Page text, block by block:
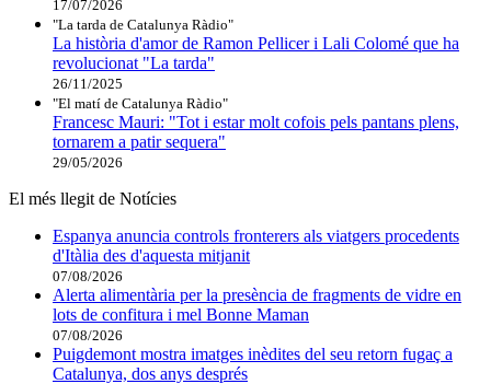
17/07/2026
"La tarda de Catalunya Ràdio"
La història d'amor de Ramon Pellicer i Lali Colomé que ha
revolucionat "La tarda"
26/11/2025
"El matí de Catalunya Ràdio"
Francesc Mauri: "Tot i estar molt cofois pels pantans plens,
tornarem a patir sequera"
29/05/2026
El més llegit de Notícies
Espanya anuncia controls fronterers als viatgers procedents
d'Itàlia des d'aquesta mitjanit
07/08/2026
Alerta alimentària per la presència de fragments de vidre en
lots de confitura i mel Bonne Maman
07/08/2026
Puigdemont mostra imatges inèdites del seu retorn fugaç a
Catalunya, dos anys després